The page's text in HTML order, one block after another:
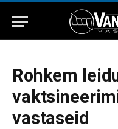
Rohkem
vastaseid